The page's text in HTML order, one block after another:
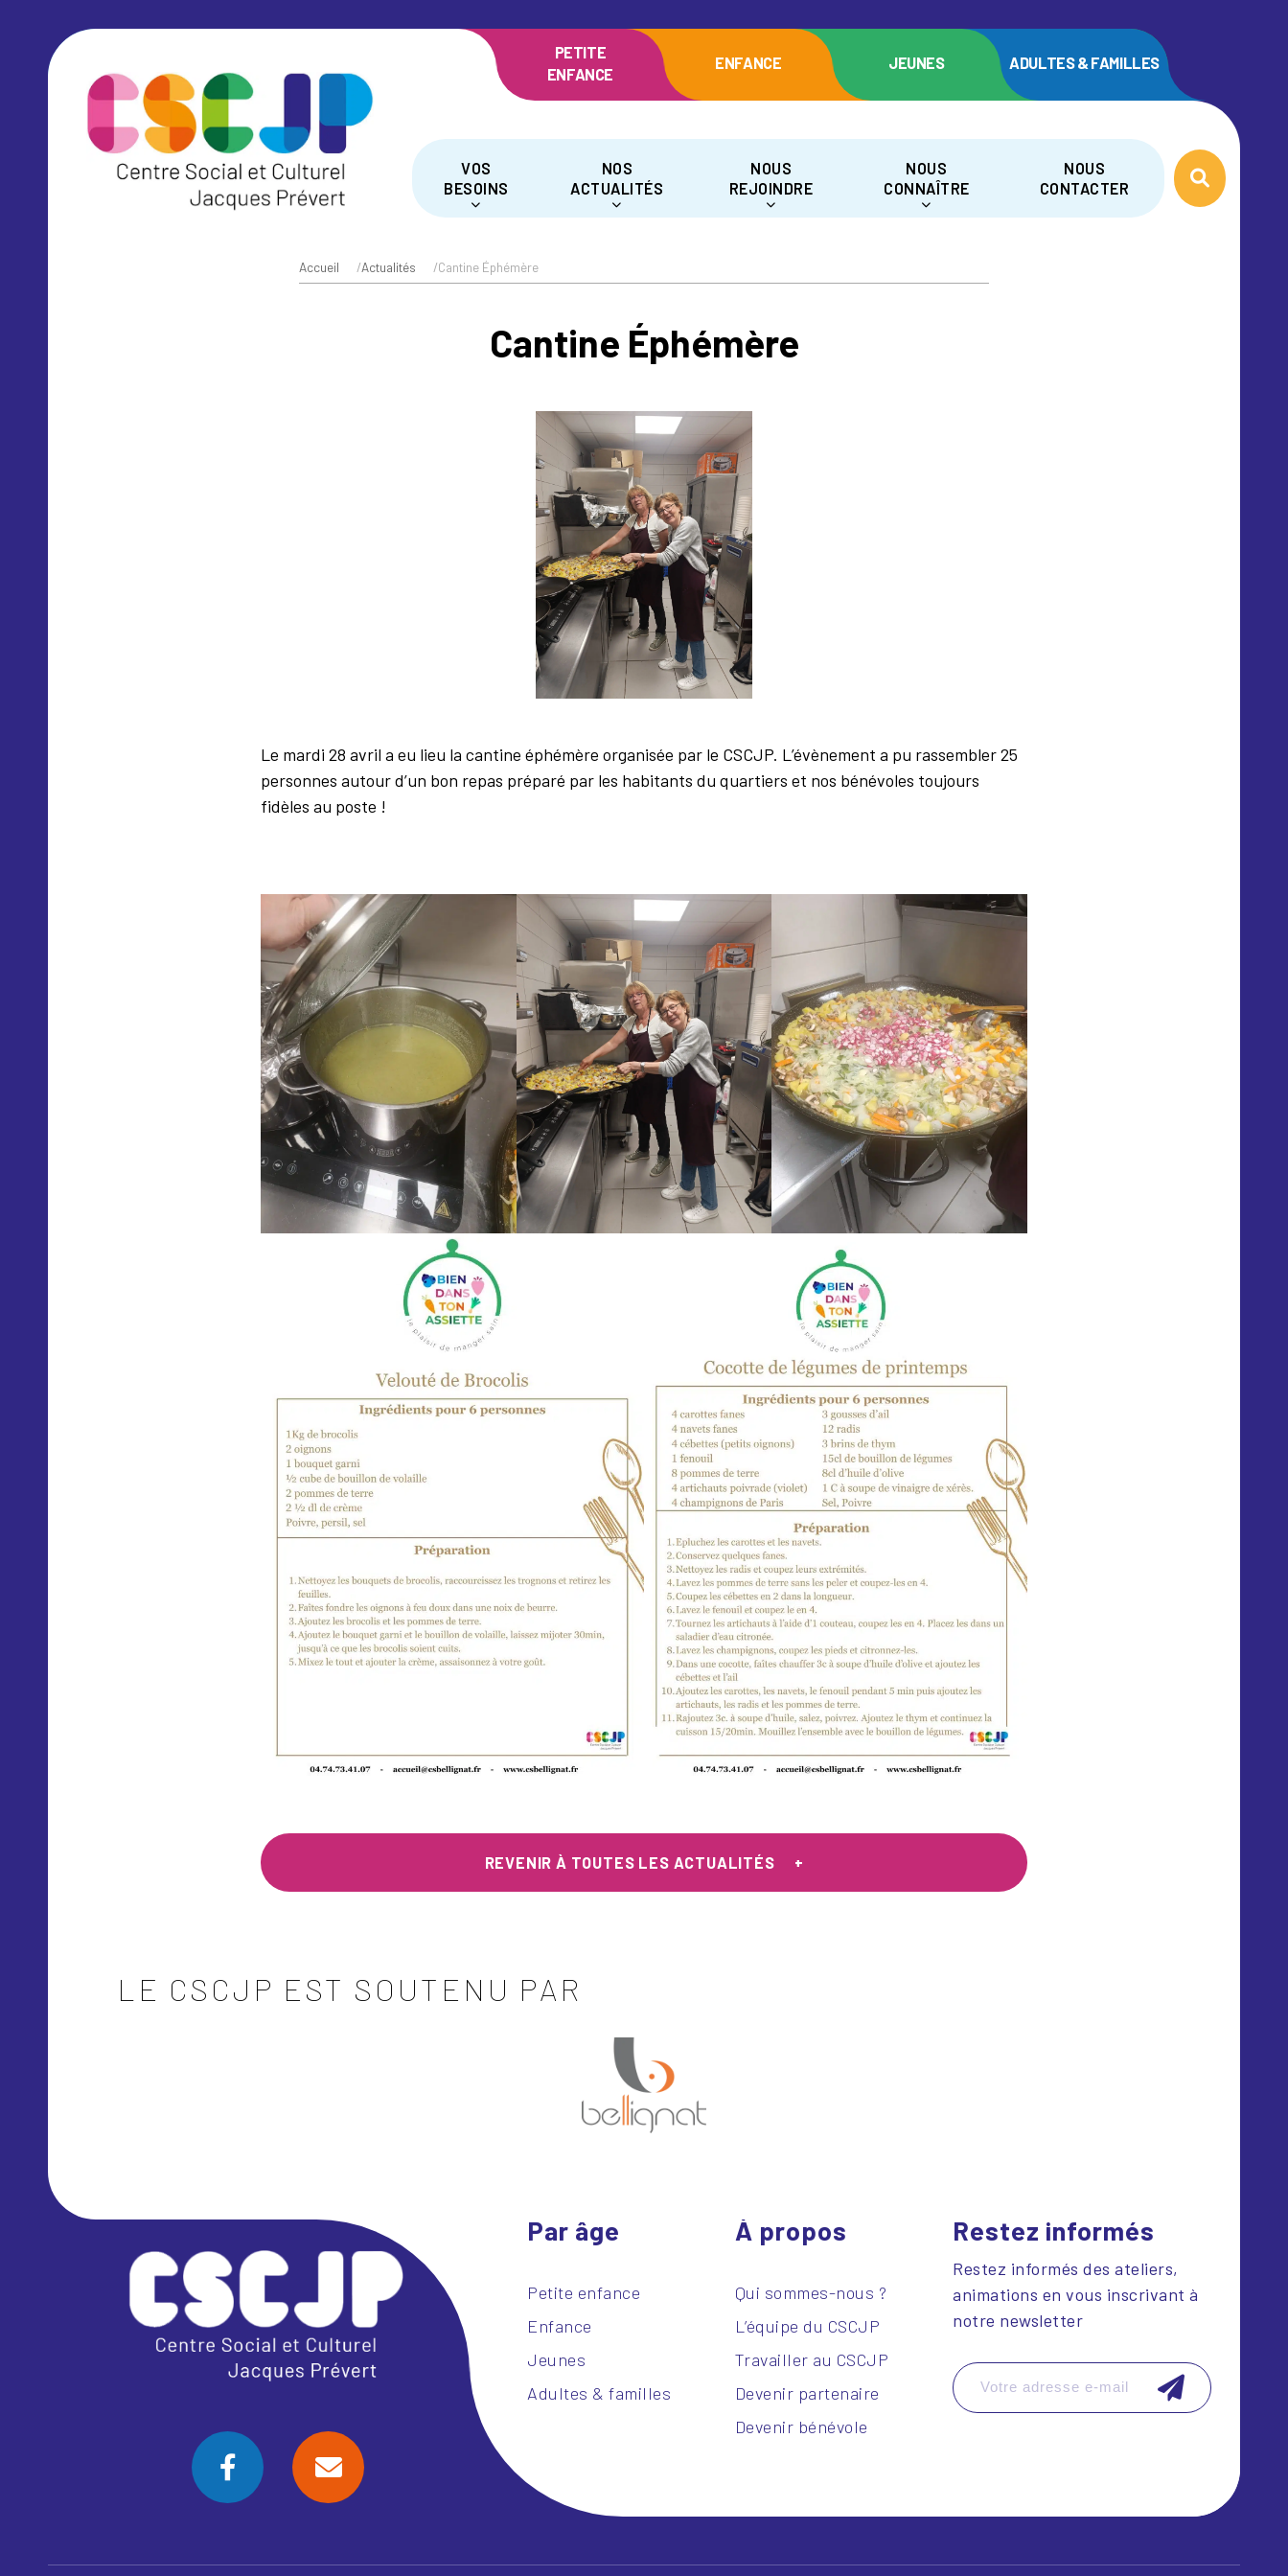
PETITE
ENFANCE
ENFANCE JEUNES ADULTES & FAMILLES
VOS
BESOINS
NOS
ACTUALITÉS
NOUS
REJOINDRE
NOUS
CONNAÎTRE
NOUS
CONTACTER
Accueil /Actualités /Cantine Éphémère
Cantine Éphémère
Le mardi 28 avril a eu lieu la cantine éphémère organisée par le CSCJP. L’évènement a pu rassembler 25
personnes autour d’un bon repas préparé par les habitants du quartiers et nos bénévoles toujours
fidèles au poste !
REVENIR À TOUTES LES ACTUALITÉS
LE CSCJP EST SOUTENU PAR
Par âge
Petite enfance
Enfance
Jeunes
Adultes & familles
À propos
Qui sommes-nous ?
L’équipe du CSCJP
Travailler au CSCJP
Devenir partenaire
Devenir bénévole
Restez informés
Restez informés des ateliers,
animations en vous inscrivant à
notre newsletter